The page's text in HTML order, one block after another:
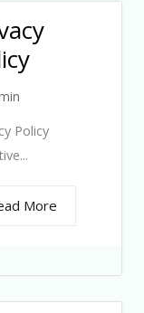
Policy
More